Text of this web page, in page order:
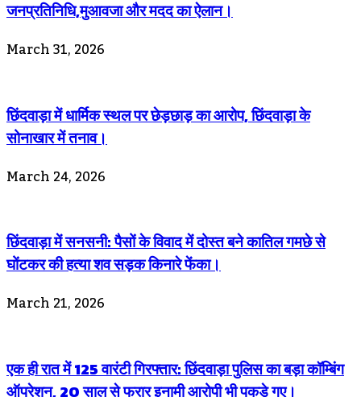
जनप्रतिनिधि,मुआवजा और मदद का ऐलान।
March 31, 2026
छिंदवाड़ा में धार्मिक स्थल पर छेड़छाड़ का आरोप, छिंदवाड़ा के
सोनाखार में तनाव।
March 24, 2026
छिंदवाड़ा में सनसनी: पैसों के विवाद में दोस्त बने कातिल गमछे से
घोंटकर की हत्या शव सड़क किनारे फेंका।
March 21, 2026
एक ही रात में 125 वारंटी गिरफ्तार: छिंदवाड़ा पुलिस का बड़ा कॉम्बिंग
ऑपरेशन, 20 साल से फरार इनामी आरोपी भी पकड़े गए।